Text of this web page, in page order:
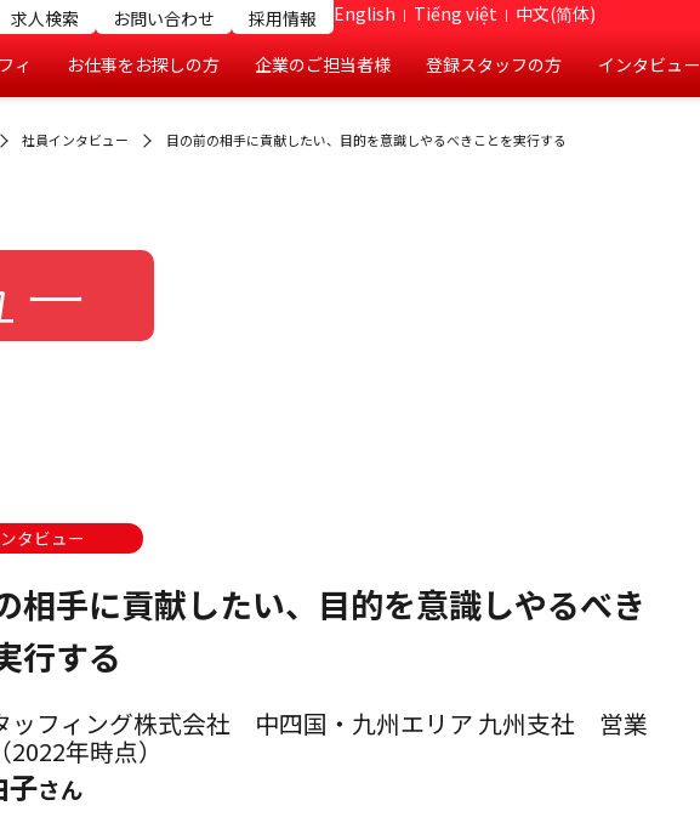
求人検索 お問い合わせ 採用情報 English Tiếng việt 中文(简体)
ィ お仕事をお探しの方 企業のご担当者様 登録スタッフの方 インタビュー
社員インタビュー 目の前の相手に貢献したい、目的を意識しやるべきことを実行する
タビュー
相手に貢献したい、目的を意識しやるべき
行する
ッフィング株式会社 中四国・九州エリア 九州支社 営業
年時点）
子さん